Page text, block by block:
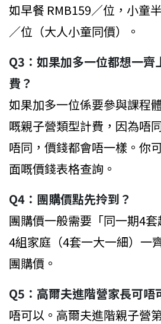
如早餐 RMB159／位，小童
／位（大人小童同價）。
Q3：如果加多一位都想一齊
費？
如果加多一位係要參與課程
嘅親子營類型計費，因為唔
唔同，價錢都會唔一樣。你
面嘅價錢表格查詢。
Q4：團購價點先拎到？
團購價一般需要「同一期4
4組家庭（4套一大一細）一
團購價。
Q5：高爾夫進階營家長可唔
唔可以。高爾夫進階親子營